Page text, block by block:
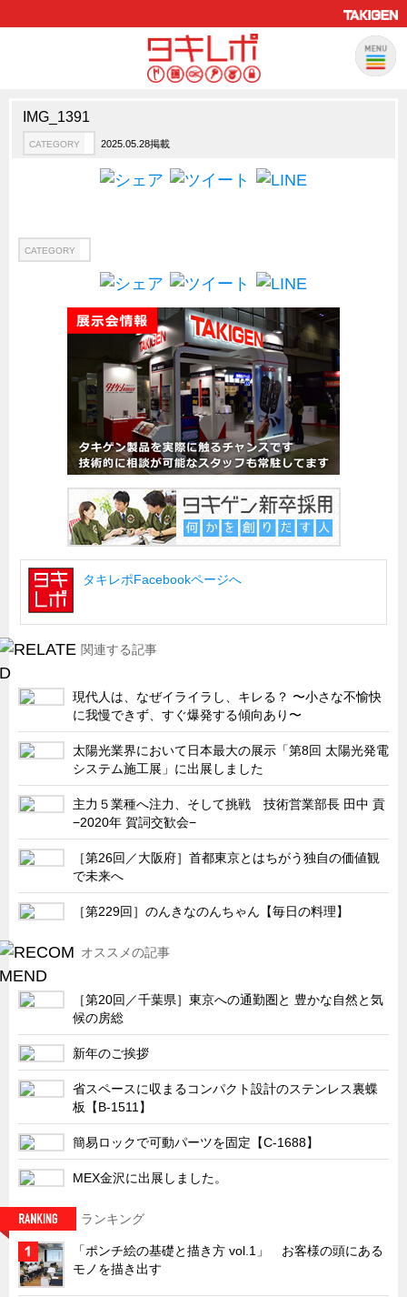
CATEGORY
新製品ロケットニュース
ピックアップ製品
How to 動画
ハイセキュリティ錠前TAKシリーズ
staffシリーズ
CFRP（炭素繊維強化プラスチック）
CATEGORY ソリューション
試作・特注品の事例集
SDGs配慮・脱炭素
省力化製品
医療・福祉・介護関連
ロボット・自動化装置関連
二次電池関連
再生可能エネルギー
農業関連
半導体製造装置関連
共同溝・無電柱化関連
サーバーラック・エンクロジャー
特装車・バス・トラック関連
フリーザー・フードマシナリー関連
自動販売機・自動改札機関連
CATEGORY
営業、丸ごとフカボリ
新製品開発最前線
Before After
隠れた名品
旬の野菜とタキゲン製品
PICK UP NEWS
ポンチ絵の基礎と描き方
図面の見方・書き方
キャビネット工業会規格「CA300」集中講義
ズバッとお悩み解決 テクニカル Q and A
IMG_1391
CATEGORY 2025.05.28掲載
CATEGORY
タキレポFacebookページへ
関連する記事
現代人は、なぜイライラし、キレる？ 〜小さな不愉快
に我慢できず、すぐ爆発する傾向あり〜
太陽光業界において日本最大の展示「第8回 太陽光発電
システム施工展」に出展しました
主力５業種へ注力、そして挑戦 技術営業部長 田中 貢
−2020年 賀詞交歓会−
［第26回／大阪府］首都東京とはちがう独自の価値観
で未来へ
［第229回］のんきなのんちゃん【毎日の料理】
オススメの記事
［第20回／千葉県］東京への通勤圏と 豊かな自然と気
候の房総
新年のご挨拶
省スペースに収まるコンパクト設計のステンレス裏蝶
板【B-1511】
簡易ロックで可動パーツを固定【C-1688】
MEX金沢に出展しました。
ランキング
「ポンチ絵の基礎と描き方 vol.1」 お客様の頭にある
モノを描き出す